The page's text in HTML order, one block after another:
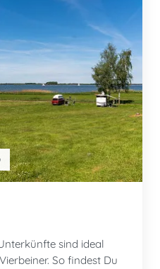
sind ideal
So findest Du